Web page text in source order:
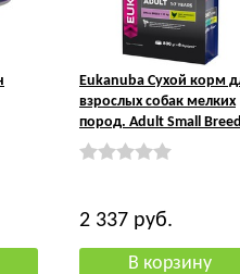
Eukanuba Сухой корм
взрослых собак мелких
пород. Adult Small Breed
2 337 руб.